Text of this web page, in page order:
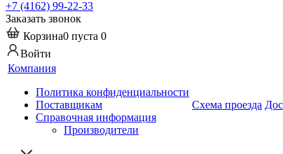
+7 (4162) 99-22-33
Заказать звонок
Корзина0 пуста 0
Войти
Компания
Политика конфиденциальности
Поставщикам
Справочная информация
Производители
Схема проезда